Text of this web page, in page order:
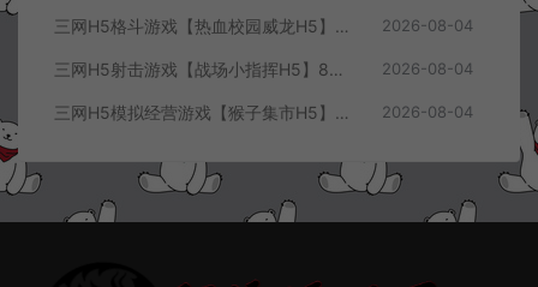
三网H5格斗游戏【热血校园威龙H5】8月最新整理Linux手工服务端+Win一键服务端+解压即玩+简易安卓客户端+详细搭建教程 2026-08-04
三网H5射击游戏【战场小指挥H5】8月最新整理Linux手工服务端+Win一键服务端+解压即玩+简易安卓客户端+详细搭建教程 2026-08-04
三网H5模拟经营游戏【猴子集市H5】8月最新整理Linux手工服务端+Win一键服务端+解压即玩+简易安卓客户端+详细搭建教程 2026-08-04